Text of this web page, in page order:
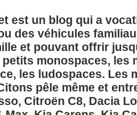
est un blog qui a
des véhicules
et pouvant offrir
monospaces, les
les ludospaces. Les
pêle même et
Citroën C8, Dacia